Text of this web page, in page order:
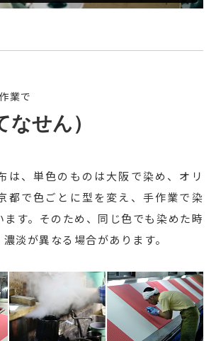
業で
なせん）
は、単色のものは大阪で染め、オリ
都で色ごとに型を変え、手作業で染
ます。そのため、同じ色でも染めた時
淡が異なる場合があります。